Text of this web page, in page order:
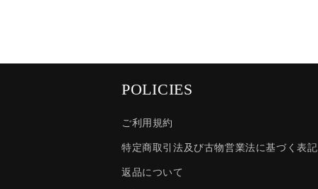
POLICIES
ご利用規約
特定商取引法及び古物営業法に基づく表記
返品について